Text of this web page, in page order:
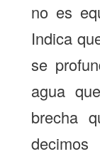
no es
Indica
se
agua
brecha